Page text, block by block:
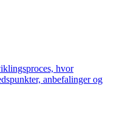
hvor
anbefalinger og